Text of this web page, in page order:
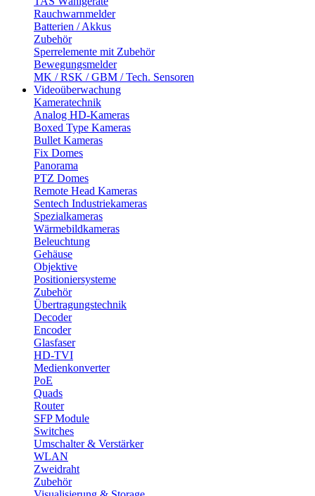
Rauchwarnmelder
Batterien / Akkus
Zubehör
Sperrelemente mit Zubehör
Bewegungsmelder
MK / RSK / GBM / Tech. Sensoren
Videoüberwachung
Kameratechnik
Analog HD-Kameras
Boxed Type Kameras
Bullet Kameras
Fix Domes
Panorama
PTZ Domes
Remote Head Kameras
Sentech Industriekameras
Spezialkameras
Wärmebildkameras
Beleuchtung
Gehäuse
Objektive
Positioniersysteme
Zubehör
Übertragungstechnik
Decoder
Encoder
Glasfaser
HD-TVI
Medienkonverter
PoE
Quads
Router
SFP Module
Switches
Umschalter & Verstärker
WLAN
Zweidraht
Zubehör